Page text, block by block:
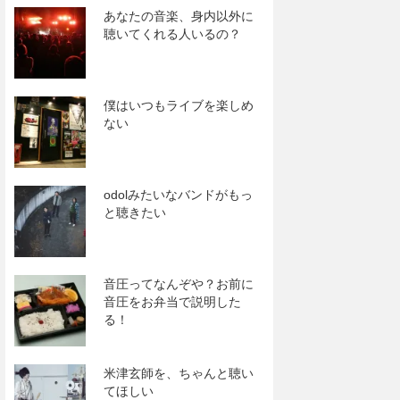
あなたの音楽、身内以外に
聴いてくれる人いるの？
僕はいつもライブを楽しめ
ない
odolみたいなバンドがもっ
と聴きたい
音圧ってなんぞや？お前に
音圧をお弁当で説明した
る！
米津玄師を、ちゃんと聴い
てほしい